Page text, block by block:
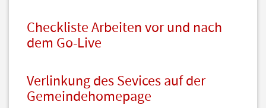
Checkliste Arbeiten vor und nach
dem Go-Live
Verlinkung des Sevices auf der
Gemeindehomepage